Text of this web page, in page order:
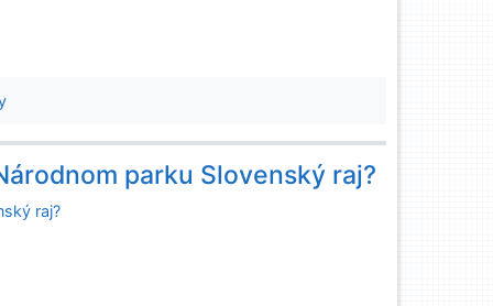
parku Slovenský raj?
raj?